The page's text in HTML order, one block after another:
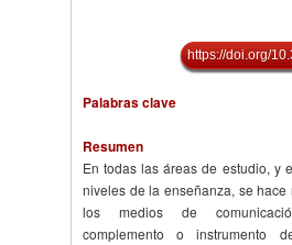
https://doi.org/
Palabras clave
Resumen
En todas las áreas de estudio, y
niveles de la enseñanza, se
los medios de
complemento o instrumento